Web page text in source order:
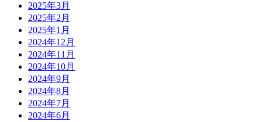
2025年3月
2025年2月
2025年1月
2024年12月
2024年11月
2024年10月
2024年9月
2024年8月
2024年7月
2024年6月